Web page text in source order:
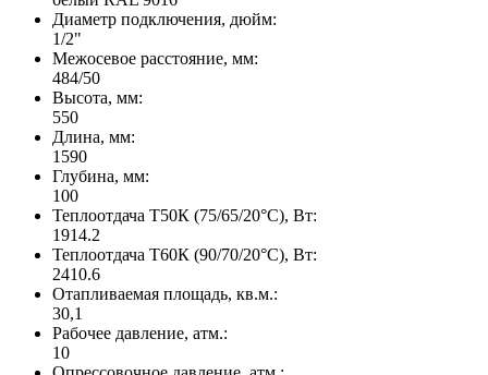
Диаметр подключения, дюйм:
1/2"
Межосевое расстояние, мм:
484/50
Высота, мм:
550
Длина, мм:
1590
Глубина, мм:
100
Теплоотдача Т50К (75/65/20°C), Вт:
1914.2
Теплоотдача Т60К (90/70/20°C), Вт:
2410.6
Отапливаемая площадь, кв.м.:
30,1
Рабочее давление, атм.:
10